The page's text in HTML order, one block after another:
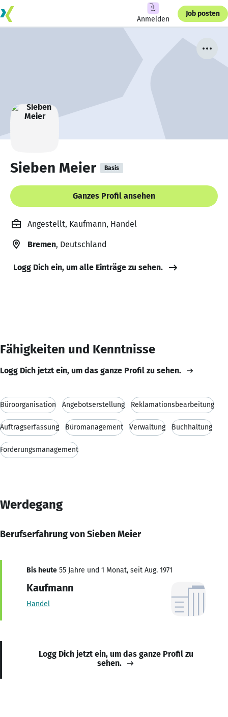
Anmelden
Job posten
Sieben Meier Basis
Ganzes Profil ansehen
Angestellt, Kaufmann, Handel
Bremen, Deutschland
Logg Dich ein, um alle Einträge zu sehen.
Fähigkeiten und Kenntnisse
Logg Dich jetzt ein, um das ganze Profil zu sehen.
Büroorganisation Angebotserstellung Reklamationsbearbeitung
Auftragserfassung Büromanagement Verwaltung Buchhaltung
Forderungsmanagement
Werdegang
Berufserfahrung von Sieben Meier
Bis heute 55 Jahre und 1 Monat, seit Aug. 1971
Kaufmann
Handel
Logg Dich jetzt ein, um das ganze Profil zu
sehen.